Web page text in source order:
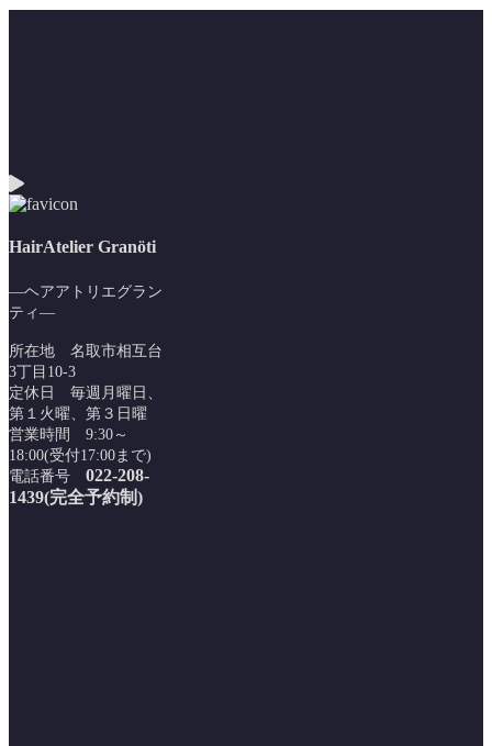
HairAtelier Granöti
―ヘアアトリエグラン
ティ―
所在地 名取市相互台
3丁目10-3
定休日 毎週月曜日、
第１火曜、第３日曜
営業時間 9:30～
18:00(受付17:00まで)
電話番号 022-208-
1439(完全予約制)